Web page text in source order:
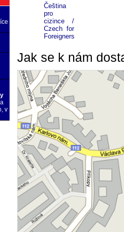
v
Čeština
pro
cizince /
Czech for
Foreigners
Jak se k nám